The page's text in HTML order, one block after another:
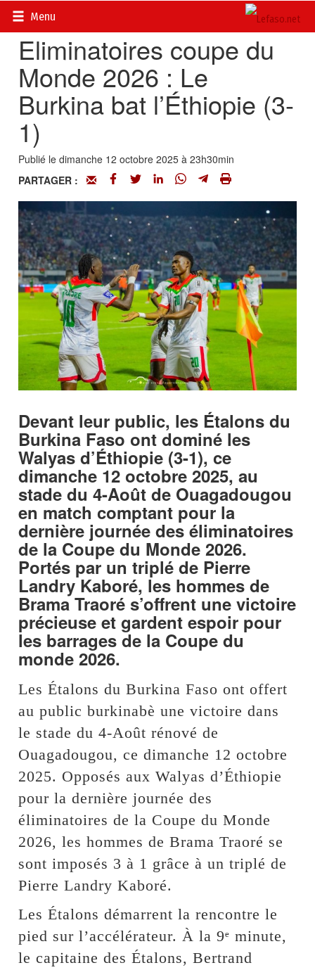
Menu
Accueil>
Eliminatoires coupe du
Monde 2026 : Le
Burkina bat l’Éthiopie (3-
1)
Publié le dimanche 12 octobre 2025 à 23h30min
PARTAGER :
Devant leur public, les Étalons du
Burkina Faso ont dominé les
Walyas d’Éthiopie (3-1), ce
dimanche 12 octobre 2025, au
stade du 4-Août de Ouagadougou
en match comptant pour la
dernière journée des éliminatoires
de la Coupe du Monde 2026.
Portés par un triplé de Pierre
Landry Kaboré, les hommes de
Brama Traoré s’offrent une victoire
précieuse et gardent espoir pour
les barrages de la Coupe du
monde 2026.
Les Étalons du Burkina Faso ont offert
au public burkinabè une victoire dans
le stade du 4-Août rénové de
Ouagadougou, ce dimanche 12 octobre
2025. Opposés aux Walyas d’Éthiopie
pour la dernière journée des
éliminatoires de la Coupe du Monde
2026, les hommes de Brama Traoré se
sont imposés 3 à 1 grâce à un triplé de
Pierre Landry Kaboré.
Les Étalons démarrent la rencontre le
pied sur l’accélérateur. À la 9ᵉ minute,
le capitaine des Étalons, Bertrand